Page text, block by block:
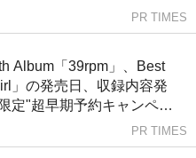
PR TIMES
Album「39rpm」、Best
」の発売日、収録内容発
定"超早期予約キャンペー
PR TIMES